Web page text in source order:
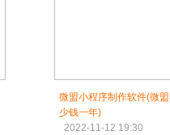
微盟小程序制作软件(微
少钱一年)
2022-11-12 19:30